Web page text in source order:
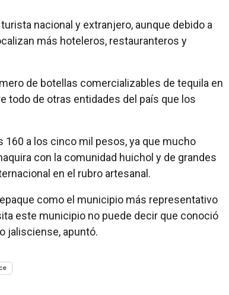
nacional y extranjero, aunque debido a
más hoteleros, restauranteros y
de botellas comercializables de tequila en
todo de otras entidades del país que los
160 a los cinco mil pesos, ya que mucho
con la comunidad huichol y de grandes
en el rubro artesanal.
como el municipio más representativo
este municipio no puede decir que conoció
apuntó.